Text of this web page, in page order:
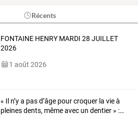
Récents
FONTAINE HENRY MARDI 28 JUILLET
2026
1 août 2026
« Il n’ya pasd’âgepourcroquerla vieà
pleinesdents, mêmeavecun dentier» :…